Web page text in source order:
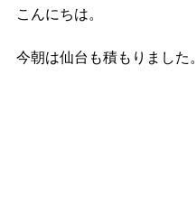
こんにちは。
今朝は仙台も積もりました。